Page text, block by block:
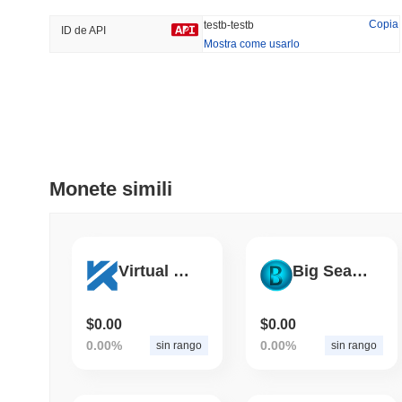
8.01%
ID de API testb-testb
Copia
Mostra come usarlo
Monete simili
Virtual K-Pop Token
$0.00
0.00% sin rango
Big Search Network Token
$0.00
0.00% sin rango